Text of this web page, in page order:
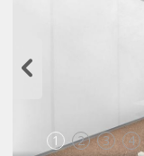
1 2 3 4